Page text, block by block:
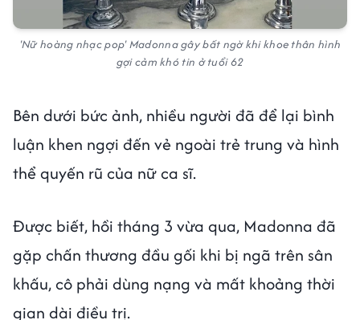
'Nữ hoàng nhạc pop' Madonna gây bất ngờ khi khoe thân hình
gợi cảm khó tin ở tuổi 62
Bên dưới bức ảnh, nhiều người đã để lại bình
luận khen ngợi đến vẻ ngoài trẻ trung và hình
thể quyến rũ của nữ ca sĩ.
Được biết, hồi tháng 3 vừa qua, Madonna đã
gặp chấn thương đầu gối khi bị ngã trên sân
khấu, cô phải dùng nạng và mất khoảng thời
gian dài điều trị.